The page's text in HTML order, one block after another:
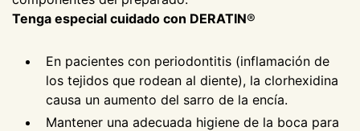
Tenga especial cuidado con DERATIN®
En pacientes con periodontitis (inflamación de
los tejidos que rodean al diente), la clorhexidina
causa un aumento del sarro de la encía.
Mantener una adecuada higiene de la boca para